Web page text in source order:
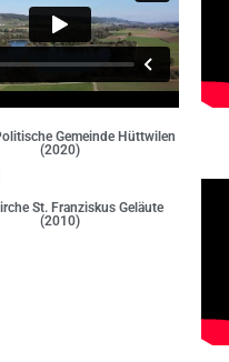
Gemeinde Hüttwilen
(2020)
St. Franziskus Geläute
(2010)